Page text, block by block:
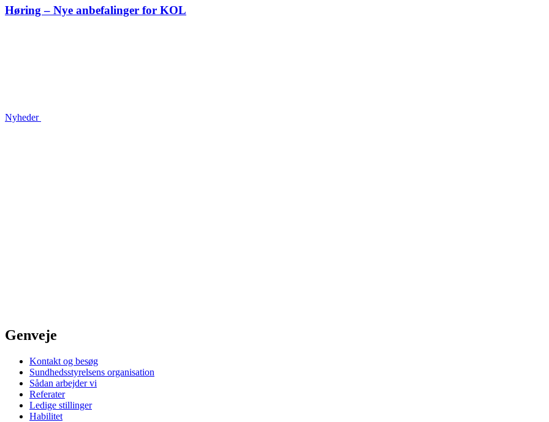
Høring – Nye anbefalinger for KOL
Nyheder
Genveje
Kontakt og besøg
Sundhedsstyrelsens organisation
Sådan arbejder vi
Referater
Ledige stillinger
Habilitet